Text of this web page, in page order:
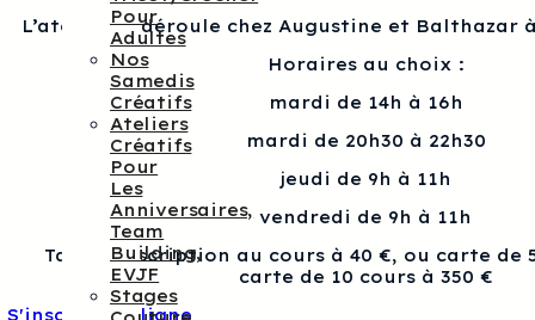
Pour
Adultes
Nos
Samedis
Créatifs
Ateliers
Créatifs
Pour
Les
Anniversaires,
Team
Building,
EVJF
Stages
L’atelier se déroule chez Augustine et Balthazar
Horaires au choix :
mardi de 14h à 16h
mardi de 20h30 à 22h30
jeudi de 9h à 11h
vendredi de 9h à 11h
Tarif : Inscription au cours à 40 €, ou carte de
carte de 10 cours à 350 €
S'inscrire en ligne